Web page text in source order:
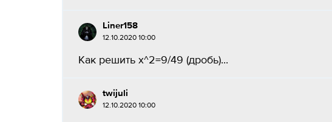
Liner158
12.10.2020 10:00
Как решить x^2=9/49 (дробь)​...
twijuli
12.10.2020 10:00